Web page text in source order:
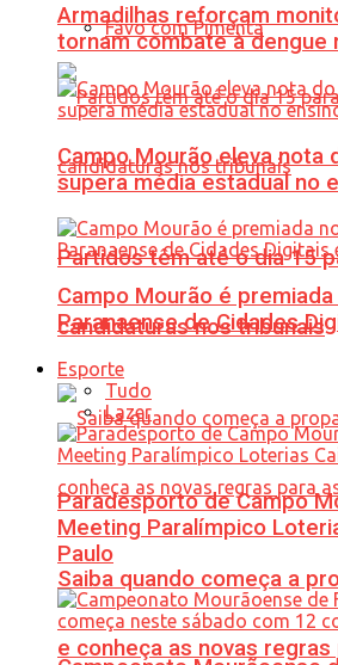
Favo com Pimenta
Partidos têm até o dia 15
candidaturas nos tribunais
Saiba quando começa a
e conheça as novas regras
Armadilhas reforçam
tornam combate à dengue
Campo Mourão eleva nota
supera média estadual no
Campo Mourão é
Paranaense de Cidades
Esporte
Tudo
Lazer
Paradesporto de Campo
Meeting Paralímpico
Paulo